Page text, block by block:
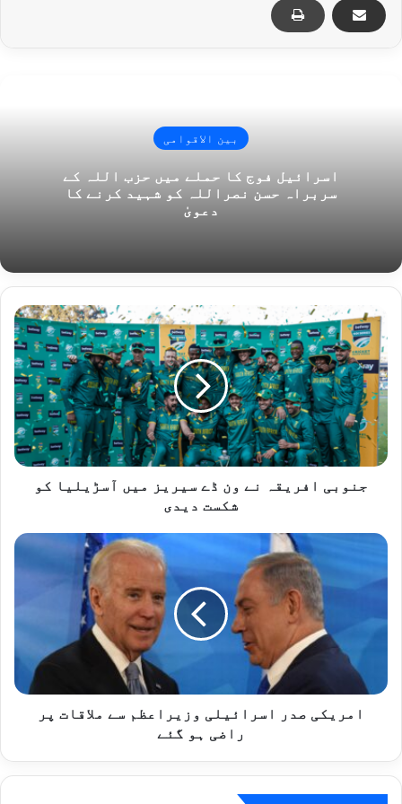
بین الاقوامی
اسرائیل فوج کا حملے میں حزب اللہ کے
سربراہ حسن نصراللہ کو شہید کرنے کا
دعویٰ
ج
ن
و
ب
ی
ا
ف
ر
ی
ے
ن
ی
جنوبی افریقہ نے ون ڈے سیریز میں آسڑیلیا کو
شکست دیدی
ا
ر
ک
ر
امریکی صدر اسرائیلی وزیراعظم سے ملاقات پر
راضی ہو گئے